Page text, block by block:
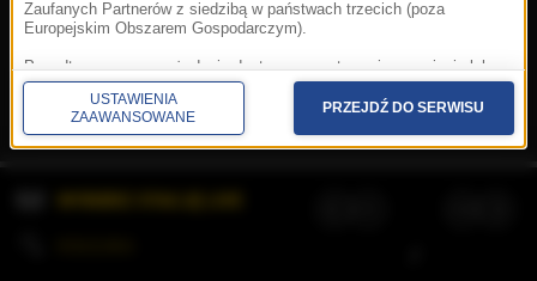
Korzystanie z portalu oznacza akceptację
Prywatność.Aplikacje.© 2026 Radio Muzyka
Fakty Grupa RMF sp. z o.o. sp. k.
Zaufanych Partnerów z siedzibą w państwach trzecich (poza
Europejskim Obszarem Gospodarczym).
Ponadto masz prawo żądania dostępu, sprostowania, usunięcia lub
ograniczenia przetwarzania danych, a także złożenia skargi do
Prezesa Urzędu Ochrony Danych Osobowych. W polityce prywatności
znajdziesz informacje jak wykonać swoje prawa. Szczegółowe
informacje na temat przetwarzania Twoich danych znajdują się w
USTAWIENIA
ZAAWANSOWANE
PRZEJDŹ DO SERWISU